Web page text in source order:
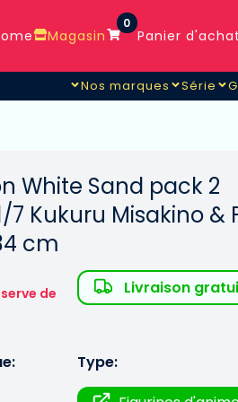
Magasin
0
Panier d'achat
& Fuka Miyazawa 24 -
Nos marques Série
White Sand pack 2
7 Kukuru Misakino &
cm
de
Livraison
Type: